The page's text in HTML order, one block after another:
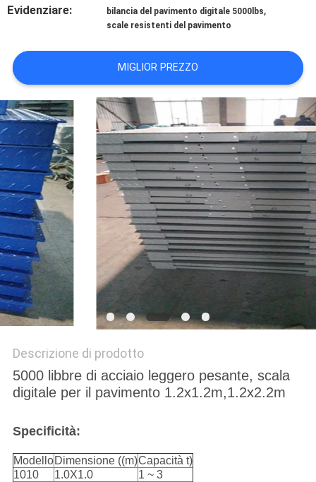
CHIEDI UN
PREVENTIVO
MAPPA
DEL
SITO
PRIVACY
POLICY
Evidenziare: bilancia del pavimento digitale 5000lbs,
scale resistenti del pavimento
MIGLIOR PREZZO
Descrizione di prodotto
5000 libbre di acciaio leggero pesante, scala
digitale per il pavimento 1.2x1.2m,1.2x2.2m
Specificità:
ModelloDimensione ((m)Capacità t)
1010
1.0X1.0
1 ~ 3